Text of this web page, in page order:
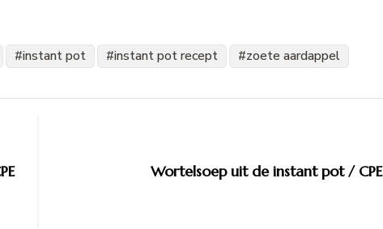
instant pot instant pot recept zoete aardappel
Wortelsoep uit de instant pot / CPE